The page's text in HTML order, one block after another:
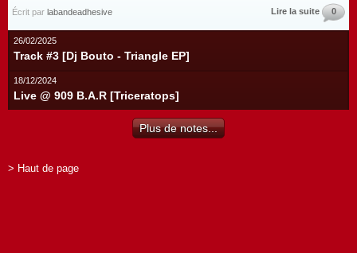
Écrit par labandeadhesive Lire la suite 0
26/02/2025
Track #3 [Dj Bouto - Triangle EP]
18/12/2024
Live @ 909 B.A.R [Triceratops]
Plus de notes...
> Haut de page